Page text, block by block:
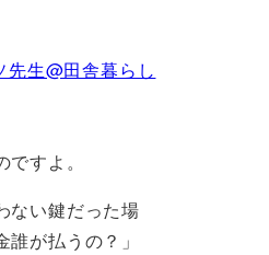
先生@田舎暮らし
すよ。
ない鍵だった場
誰が払うの？」